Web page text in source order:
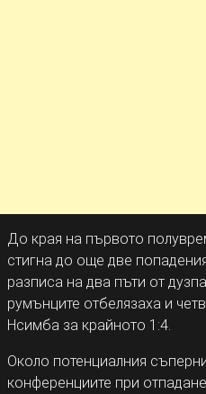
До края на първото
стигна до още две
разписа на два пъти от
румънците отбелязаха и
Нсимба за крайното 1:4.
Около потенциалния
конференциите при